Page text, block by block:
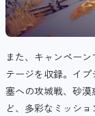
また、キャンペー
テージを収録。イ
塞への攻城戦、砂
ど、多彩なミッショ